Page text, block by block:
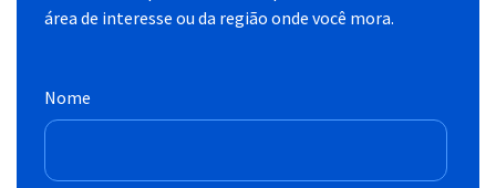
área de interesse ou da região onde você mora.
Nome